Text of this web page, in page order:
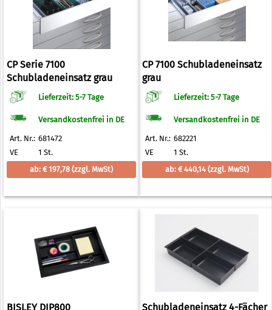
CP Serie 7100
Schubladeneinsatz grau
Lieferzeit: 5-7 Tage
Versandkostenfrei in DE
Art. Nr.: 681472
VE
1 St.
ab: € 197,78 (zzgl. MwSt)
CP 7100 Schubladeneinsatz
grau
Lieferzeit: 5-7 Tage
Versandkostenfrei in DE
Art. Nr.: 682221
VE
1 St.
ab: € 440,14 (zzgl. MwSt)
BISLEY DIP800
Schubladeneinsatz 4-Fächer